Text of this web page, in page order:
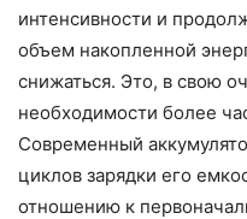
интенсивности и
объем накопленной
снижаться. Это, в свою
необходимости более
Современный
циклов зарядки его
отношению к